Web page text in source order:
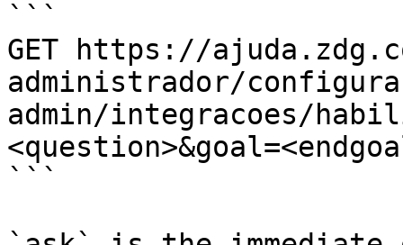
```
GET https://
administrador/
admin/integracoes/
```